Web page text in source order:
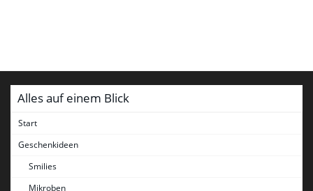
Alles auf einem Blick
Start
Geschenkideen
Smilies
Mikroben